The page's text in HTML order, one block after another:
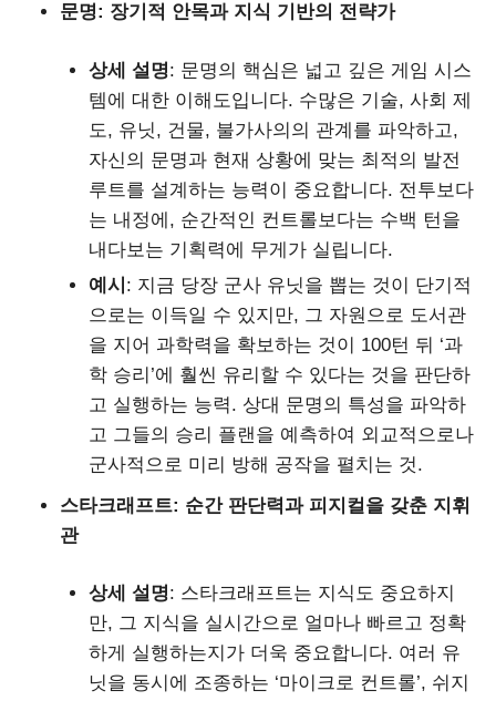
문명: 장기적 안목과 지식 기반의 전략가
상세 설명: 문명의 핵심은 넓고 깊은 게임 시스
템에 대한 이해도입니다. 수많은 기술, 사회 제
도, 유닛, 건물, 불가사의의 관계를 파악하고,
자신의 문명과 현재 상황에 맞는 최적의 발전
루트를 설계하는 능력이 중요합니다. 전투보다
는 내정에, 순간적인 컨트롤보다는 수백 턴을
내다보는 기획력에 무게가 실립니다.
예시 : 지금 당장 군사 유닛을 뽑는 것이 단기적
으로는 이득일 수 있지만, 그 자원으로 도서관
을 지어 과학력을 확보하는 것이 100턴 뒤 ‘과
학 승리’에 훨씬 유리할 수 있다는 것을 판단하
고 실행하는 능력. 상대 문명의 특성을 파악하
고 그들의 승리 플랜을 예측하여 외교적으로나
군사적으로 미리 방해 공작을 펼치는 것.
스타크래프트: 순간 판단력과 피지컬을 갖춘 지휘
관
상세 설명: 스타크래프트는 지식도 중요하지
만, 그 지식을 실시간으로 얼마나 빠르고 정확
하게 실행하는지가 더욱 중요합니다. 여러 유
닛을 동시에 조종하는 ‘마이크로 컨트롤’, 쉬지